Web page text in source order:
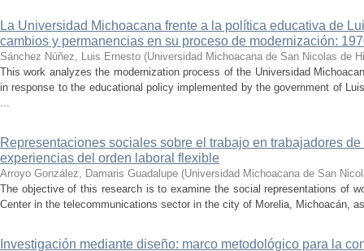
La Universidad Michoacana frente a la política educativa de
cambios y permanencias en su proceso de modernización:
Sánchez Núñez, Luis Ernesto (Universidad Michoacana de San Nicolas de
This work analyzes the modernization process of the Universidad
in response to the educational policy implemented by the government of
...
Representaciones sociales sobre el trabajo en trabajadores
experiencias del orden laboral flexible
Arroyo González, Damaris Guadalupe (Universidad Michoacana de San
The objective of this research is to examine the social representations of
Center in the telecommunications sector in the city of Morelia, Michoacán,
Investigación mediante diseño: marco metodológico para la